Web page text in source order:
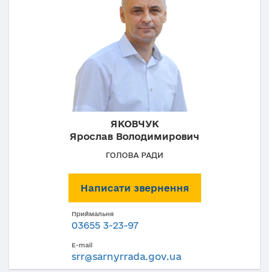
ЯКОВЧУК
Ярослав Володимирович
ГОЛОВА РАДИ
Написати звернення
Приймальня
03655 3-23-97
E-mail
srr@sarnyrrada.gov.ua